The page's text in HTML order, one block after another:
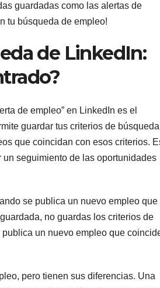
guardadas como las alertas de
tu búsqueda de empleo!
de LinkedIn:
de empleo” en LinkedIn es el
guardar tus criterios de búsqueda
que coincidan con esos criterios.
seguimiento de las oportunidades
se publica un nuevo empleo que
no guardas los criterios de
un nuevo empleo que
pero tienen sus diferencias. Una